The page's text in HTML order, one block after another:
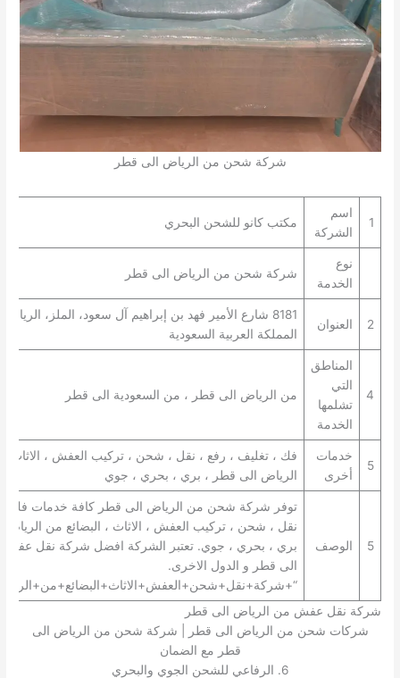
شركة شحن من الرياض الى قطر
1
اسم
الشركة
مكتب كانو للشحن البحري
نوع
الخدمة
شركة شحن من الرياض الى قطر
2 العنوان
المملكة العربية السعودية
4
المناطق
التي
تشلمها
الخدمة
من الرياض الى قطر ، من السعودية الى قطر
5
خدمات
أخرى
فك ، تغليف ، رفع ، نقل ، شحن ، تركيب العفش ، الاثاث ،
الرياض الى قطر ، بري ، بحري ، جوي
5 الوصف
توفر شركة شحن من الرياض الى قطر كافة خدمات فك ،
نقل ، شحن ، تركيب العفش ، الاثاث ، البضائع من
بري ، بحري ، جوي. تعتبر الشركة افضل شركة نقل عفش
الى قطر و الدول الاخرى.
شركة نقل عفش من الرياض الى قطر
شركات شحن من الرياض الى قطر | شركة شحن من الرياض الى
قطر مع الضمان
6. الرفاعي للشحن الجوي والبحري